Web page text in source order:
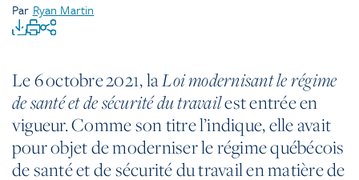
Par Ryan Martin
Le 6 octobre 2021, laLoi modernisant le régime
de santé et de sécurité du travailest entrée en
vigueur. Comme son titre l’indique, elle avait
pour objet de moderniser le régime québécois
de santé et de sécurité du travail en matière de